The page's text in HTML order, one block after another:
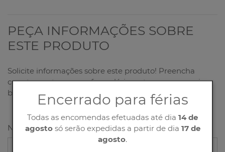
PEÇA INFORMAÇÕES SOBRE
ESTE PRODUTO
Solicite informações sobre este produto! Preencha
corretamente o nosso formulário, entraremos o mais
breve possível em contacto consigo!
Nome
Encerrado para férias
Todas as encomendas efetuadas até dia 14 de
agostosó serão expedidas a partir de dia 17 de
agosto.